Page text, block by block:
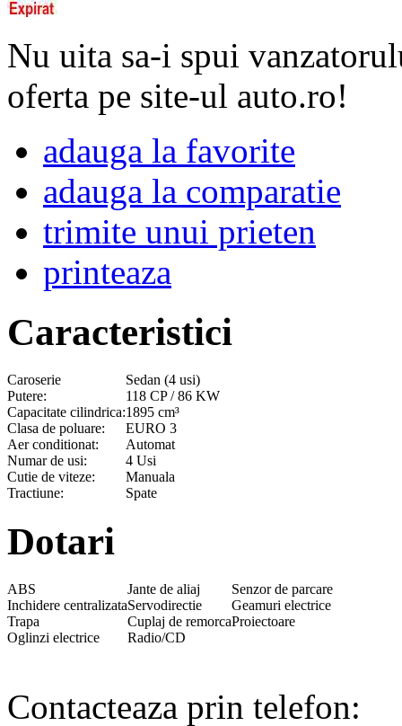
Nu uita sa-i spui
oferta pe site-ul auto.ro!
adauga la favorite
adauga la comparatie
trimite unui prieten
printeaza
Caracteristici
Caroserie
Sedan (4 usi)
Putere:
118 CP / 86 KW
Capacitate cilindrica:1895 cm³
Clasa de poluare:
EURO 3
Aer conditionat:
Automat
Numar de usi:
4 Usi
Cutie de viteze:
Manuala
Tractiune:
Spate
Dotari
ABS Jante de aliaj
Senzor de parcare
Inchidere centralizataServodirectie
Geamuri electrice
Trapa
Cuplaj de remorcaProiectoare
Oglinzi electrice
Radio/CD
Contacteaza prin telefon: